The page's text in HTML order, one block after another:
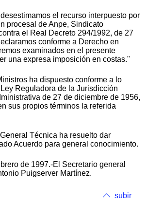
el recurso interpuesto por
procesal de Anpe, Sindicato
el Real Decreto 294/1992, de 27
conforme a Derecho en
examinados en el presente
una expresa imposición en costas."
ha dispuesto conforme a lo
Reguladora de la Jurisdicción
de 27 de diciembre de 1956,
sus propios términos la referida
Técnica ha resuelto dar
Acuerdo para general conocimiento.
de 1997.-El Secretario general
Puigserver Martínez.
subir